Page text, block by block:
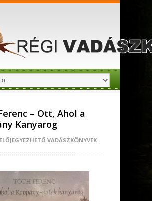
– Ott, Ahol a
Kanyarog
ELŐJEGYEZHETŐ VADÁSZKÖNYVEK